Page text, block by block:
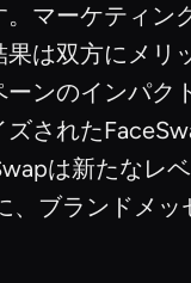
マーケティン
は双方にメリ
ンのインパク
された
は新たなレ
ブランドメ